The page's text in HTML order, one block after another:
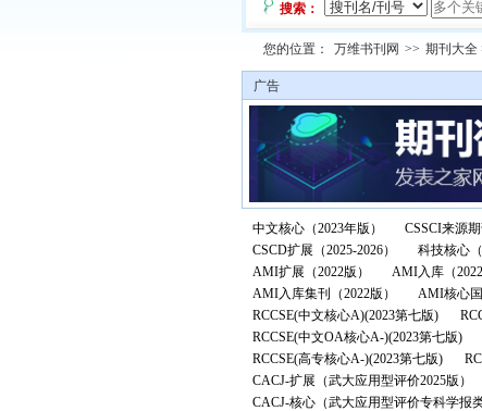
搜索：
您的位置： 万维书刊网 >> 期刊大全
广告
中文核心（2023年版） CSSCI来源期
CSCD扩展（2025-2026）
科技核心（
AMI扩展（2022版）
AMI入库（2022
AMI入库集刊（2022版）
AMI核心国
RCCSE(中文核心A)(2023第七版)
RCCSE(中文OA核心A-)(2023第七版)
RCCSE(高专核心A-)(2023第七版)
CACJ-扩展（武大应用型评价2025版）
CACJ-核心（武大应用型评价专科学报类